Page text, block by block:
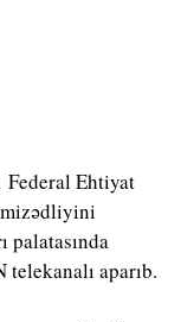
Federal Ehtiyat
palatasında
telekanalı aparıb.